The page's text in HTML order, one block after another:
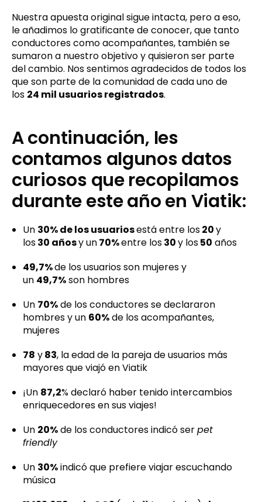
Nuestra apuesta original sigue intacta, pero a eso,
le añadimos lo gratificante de conocer, que tanto
conductores como acompañantes, también se
sumaron a nuestro objetivo y quisieron ser parte
del cambio. Nos sentimos agradecidos de todos los
que son parte de la comunidad de cada uno de
los 24 mil usuarios registrados.
A continuación, les
contamos algunos datos
curiosos que recopilamos
durante este año en Viatik:
Un 30% de los usuariosestá entre los20y
los30 añosy un70%entre los30y los50 años
49,7%de los usuarios son mujeres y
un 49,7%son hombres
Un 70%de los conductores se declararon
hombres y un 60%de los acompañantes,
mujeres
78 y83, la edad de la pareja de usuarios más
mayores que viajó en Viatik
¡Un 87,2% declaró haber tenido intercambios
enriquecedores en sus viajes!
Un 20%de los conductores indicó serpet
friendly
Un 30%indicó que prefiere viajar escuchando
música